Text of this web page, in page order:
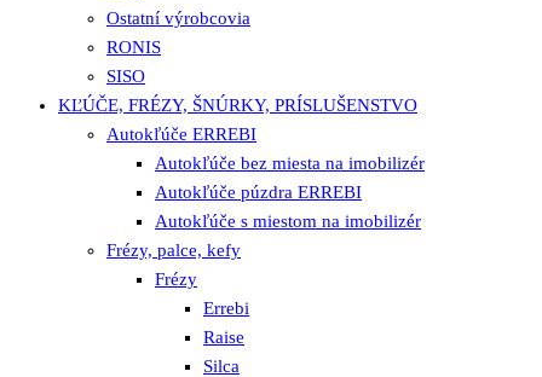
Ostatní výrobcovia
RONIS
SISO
KĽÚČE, FRÉZY, ŠNÚRKY, PRÍSLUŠENSTVO
Autokľúče ERREBI
Autokľúče bez miesta na imobilizér
Autokľúče púzdra ERREBI
Autokľúče s miestom na imobilizér
Frézy, palce, kefy
Frézy
Errebi
Raise
Silca